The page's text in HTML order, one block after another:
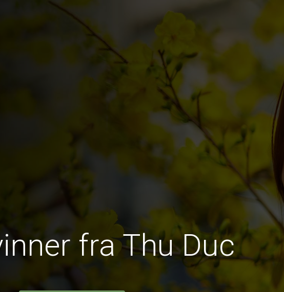
fra Thu Duc